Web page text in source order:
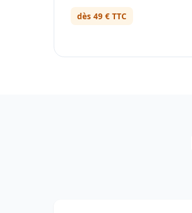
dès 49 € TTC